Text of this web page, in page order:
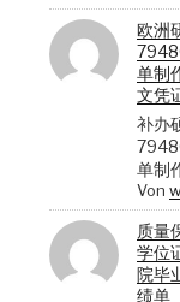
欧洲
单制
文凭
补办
单制
Von
质量
学位
院毕
绩单